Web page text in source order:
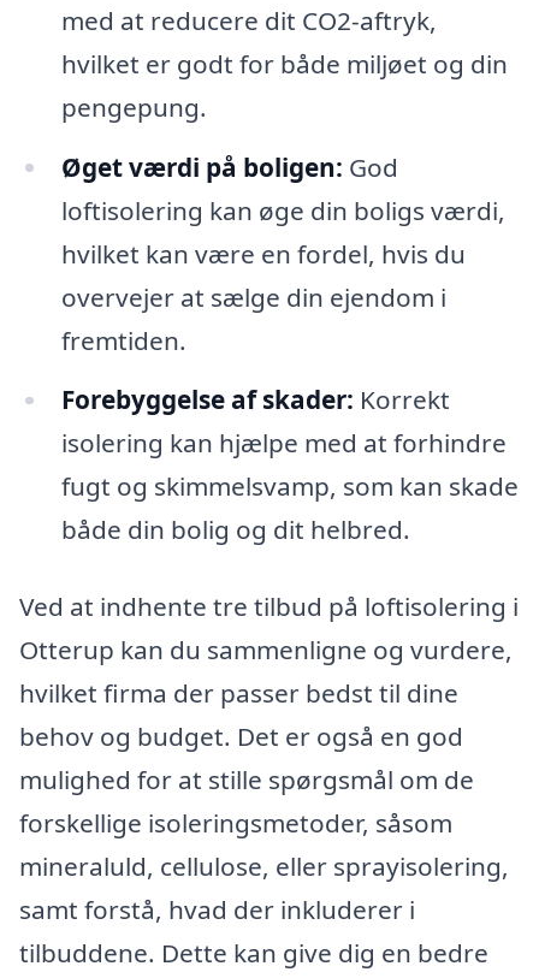
med at reducere dit CO2-aftryk,
hvilket er godt for både miljøet og din
pengepung.
Øget værdi på boligen: God
loftisolering kan øge din boligs værdi,
hvilket kan være en fordel, hvis du
overvejer at sælge din ejendom i
fremtiden.
Forebyggelse af skader: Korrekt
isolering kan hjælpe med at forhindre
fugt og skimmelsvamp, som kan skade
både din bolig og dit helbred.
Ved at indhente tre tilbud på loftisolering i
Otterup kan du sammenligne og vurdere,
hvilket firma der passer bedst til dine
behov og budget. Det er også en god
mulighed for at stille spørgsmål om de
forskellige isoleringsmetoder, såsom
mineraluld, cellulose, eller sprayisolering,
samt forstå, hvad der inkluderer i
tilbuddene. Dette kan give dig en bedre